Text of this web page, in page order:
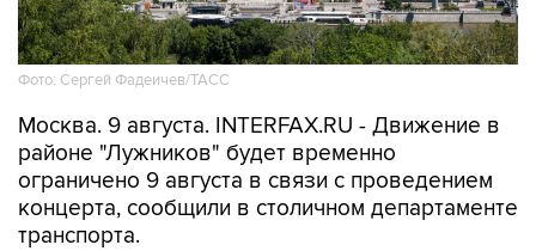
Фото: Сергей Фадеичев/ТАСС
Москва. 9 августа. INTERFAX.RU - Движение в
районе "Лужников" будет временно
ограничено 9 августа в связи с проведением
концерта, сообщили в столичном департаменте
транспорта.